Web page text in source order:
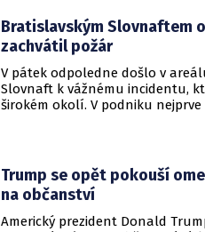
Bratislavským Slovnaftem
zachvátil požár
V pátek odpoledne došlo v
Slovnaft k vážnému incidentu,
širokém okolí. V podniku
Trump se opět pokouší
na občanství
Americký prezident Donald